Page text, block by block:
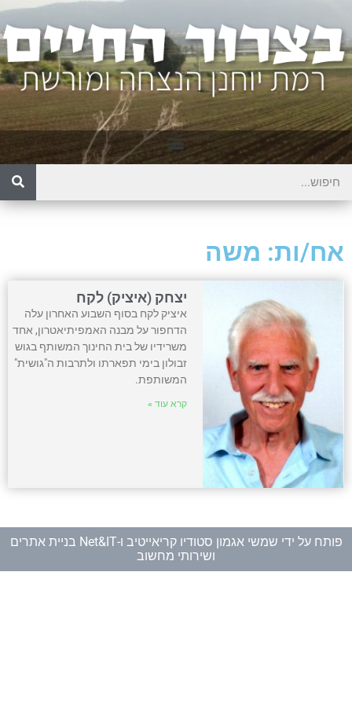
אח/ות: משה
יצחק (איציק) לקח
איציק לקח בסוף השבוע האחרון עלה
הדחפור על מבנה האמפיתיאטרון, אחד
משרידיו של בית החינוך המשותף בגוש
זבולון בימי תפארתו ולתרבות ה"גושית"
המשותפת.
קרא עוד »
פותח על ידי שמשי אגמון סטודיו קריאייטיב ו-
Net&IT בניית אתרים
ושירותי מחשוב